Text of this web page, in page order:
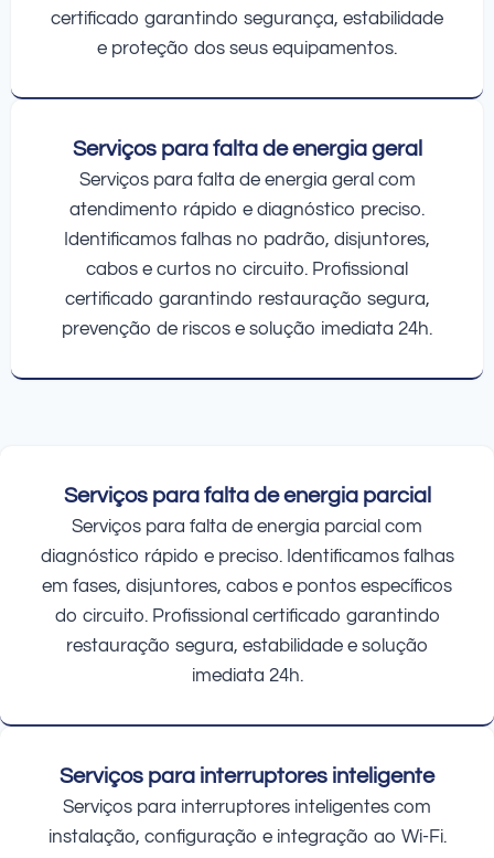
certificado garantindo segurança, estabilidade
e proteção dos seus equipamentos.
Serviços para falta de energia geral
Serviços para falta de energia geral com
atendimento rápido e diagnóstico preciso.
Identificamos falhas no padrão, disjuntores,
cabos e curtos no circuito. Profissional
certificado garantindo restauração segura,
prevenção de riscos e solução imediata 24h.
Serviços para falta de energia parcial
Serviços para falta de energia parcial com
diagnóstico rápido e preciso. Identificamos falhas
em fases, disjuntores, cabos e pontos específicos
do circuito. Profissional certificado garantindo
restauração segura, estabilidade e solução
imediata 24h.
Serviços para interruptores inteligente
Serviços para interruptores inteligentes com
instalação, configuração e integração ao Wi-Fi.